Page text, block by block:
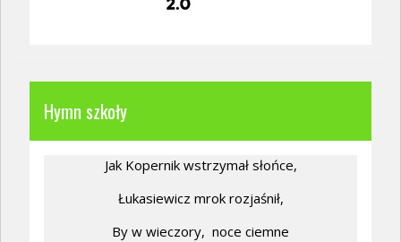
Hymn szkoły
Jak Kopernik wstrzymał słońce,
Łukasiewicz mrok rozjaśnił,
By w wieczory, noce ciemne